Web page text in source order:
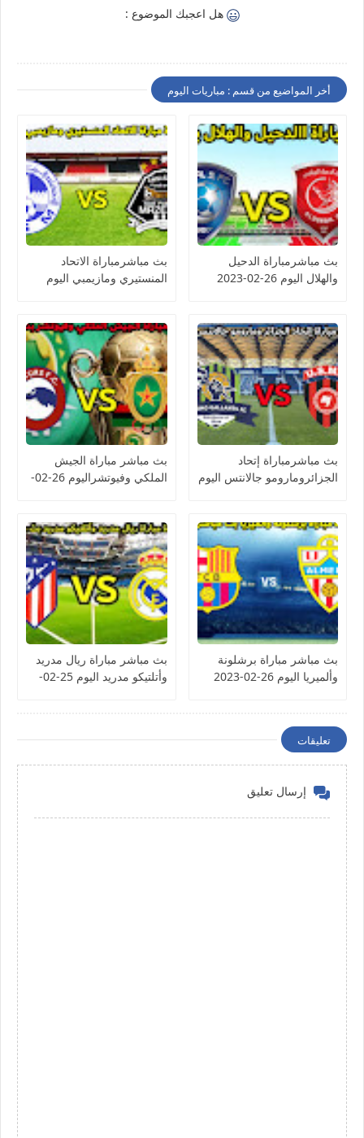
هل اعجبك الموضوع :
أخر المواضيع من قسم : مباريات اليوم
بث مباشرمباراة الدحيل
والهلال اليوم 26-02-2023
بث مباشرمباراة الاتحاد
المنستيري ومازيمبي اليوم
بث مباشرمباراة إتحاد
الجزائرومارومو جالانتس اليوم
بث مباشر مباراة الجيش
الملكي وفيوتشراليوم 26-02-
بث مباشر مباراة برشلونة
وألميريا اليوم 26-02-2023
بث مباشر مباراة ريال مدريد
وأتلتيكو مدريد اليوم 25-02-
تعليقات
إرسال تعليق